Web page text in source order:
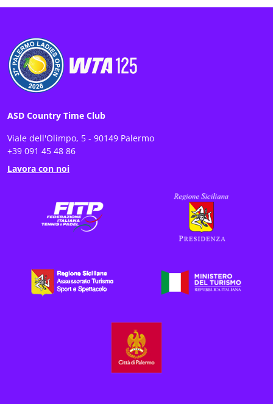
ASD Country Time Club
Viale dell'Olimpo, 5 - 90149 Palermo
+39 091 45 48 86
Lavora con noi